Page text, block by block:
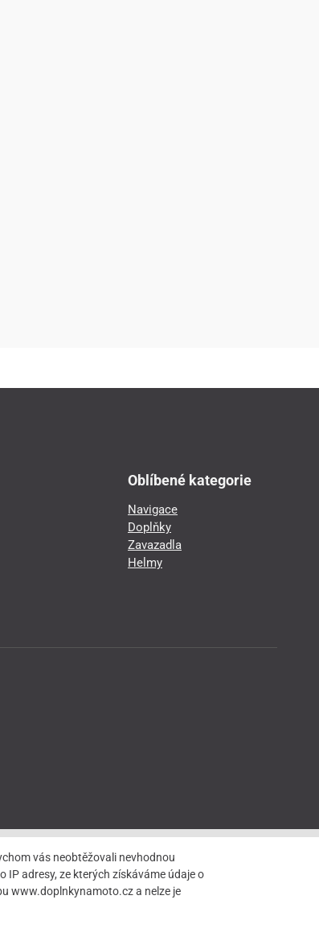
Oblíbené kategorie
Navigace
Doplňky
Zavazadla
Helmy
vás neobtěžovali nevhodnou
adresy, ze kterých získáváme údaje o
www.doplnkynamoto.cz a nelze je